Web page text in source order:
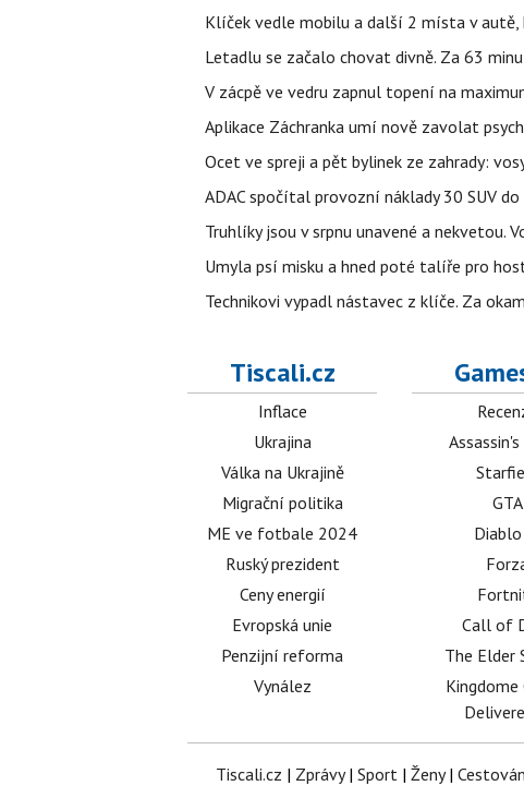
Klíček vedle mobilu a další 2 místa v
Letadlu se začalo chovat divně. Za 63
V zácpě ve vedru zapnul topení na
Aplikace Záchranka umí nově zavolat
Ocet ve spreji a pět bylinek ze zahrady:
ADAC spočítal provozní náklady 30 SUV
Truhlíky jsou v srpnu unavené a nekvetou.
Umyla psí misku a hned poté talíře pro
Technikovi vypadl nástavec z klíče. Za
Tiscali.cz
Inflace
Ukrajina
Válka na Ukrajině
Migrační politika
ME ve fotbale 2024
Ruský prezident
Ceny energií
Evropská unie
Penzijní reforma
Vynález
GTA
Call of
The Elder
Kingdome
Tiscali.cz | Zprávy| Sport| Ženy|